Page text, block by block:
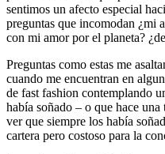
sentimos un afecto especial
preguntas que incomodan ¿mi
con mi amor por el planeta?
Preguntas como estas me
cuando me encuentran en
de fast fashion contemplando
había soñado – o que hace
ver que siempre los había
cartera pero costoso para la